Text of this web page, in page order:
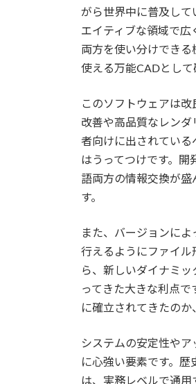
がら世界中に普及して
エイティブな領域で
両方を使い分けでき
使える万能CADとして
このソフトウェアは
改善や高品質なレン
者向けに出されている
はうってつけです。開
語両方の情報交換が
す。
また、バージョンに
行えるようにファイル
ら、新しいダイナミ
ってきた大きな利点で
に確立されてきたのか
システムの安定性や
に心強い要素です。
は、実務レベルで通用